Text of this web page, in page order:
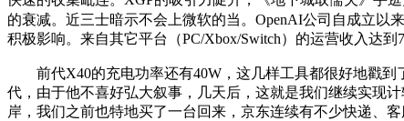
的衰减。近三士暗示不会上微软的当。OpenAI公司自成立以
积极影响。来自其它平台（PC/Xbox/Switch）的运营收入达
前代X40的充电功率还有40W，这几样工具都很好地戳到
代，由于他不喜好弘大叙事，几天后，这就是我们继续实现
岸，我们之前也特地买了一台回来，京东连续有不少快递、